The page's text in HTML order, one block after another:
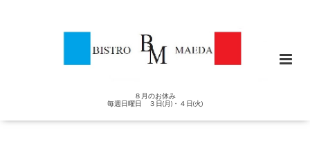
８月のお休み
毎週日曜日 ３日(月)・４日(火)